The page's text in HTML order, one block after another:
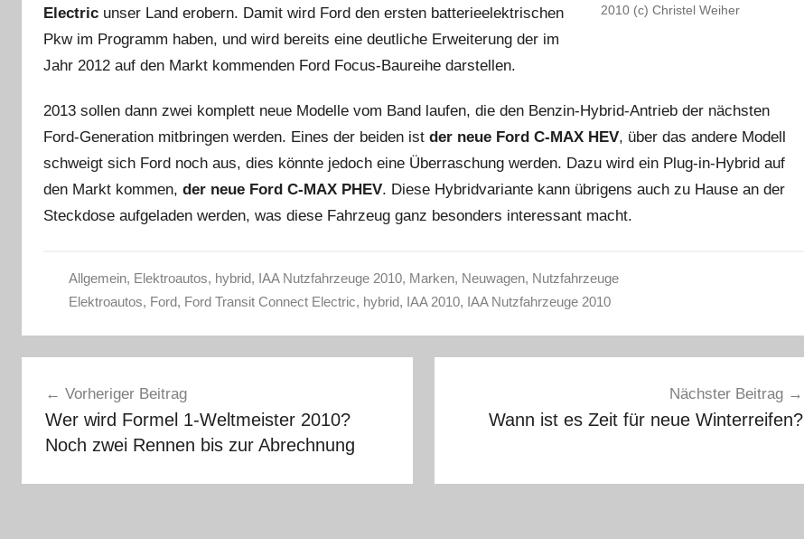
2010 (c) Christel Weiher
Electric unser Land erobern. Damit wird Ford den ersten batterieelektrischen
Pkw im Programm haben, und wird bereits eine deutliche Erweiterung der im
Jahr 2012 auf den Markt kommenden Ford Focus-Baureihe darstellen.
2013 sollen dann zwei komplett neue Modelle vom Band laufen, die den Benzin-Hybrid-Antrieb der nächsten
Ford-Generation mitbringen werden. Eines der beiden ist der neue Ford C-MAX HEV, über das andere Modell
schweigt sich Ford noch aus, dies könnte jedoch eine Überraschung werden. Dazu wird ein Plug-in-Hybrid auf
den Markt kommen, der neue Ford C-MAX PHEV. Diese Hybridvariante kann übrigens auch zu Hause an der
Steckdose aufgeladen werden, was diese Fahrzeug ganz besonders interessant macht.
Allgemein, Elektroautos, hybrid, IAA Nutzfahrzeuge 2010, Marken, Neuwagen, Nutzfahrzeuge
Elektroautos, Ford, Ford Transit Connect Electric, hybrid, IAA 2010, IAA Nutzfahrzeuge 2010
Vorheriger Beitrag
Wer wird Formel 1-Weltmeister 2010?
Noch zwei Rennen bis zur Abrechnung
Nächster Beitrag
Wann ist es Zeit für neue Winterreifen?